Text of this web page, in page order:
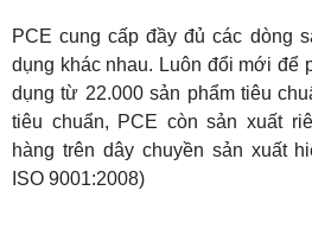
PCE cung cấp đầy đủ các dòng
dụng khác nhau. Luôn đổi mới để
dụng từ 22.000 sản phẩm tiêu
tiêu chuẩn, PCE còn sản xuất
hàng trên dây chuyền sản xuất
ISO 9001:2008)